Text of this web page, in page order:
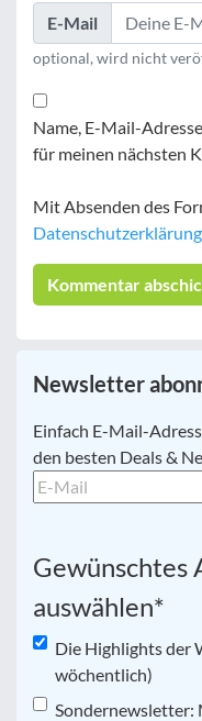
E-Mail
optional, wird nicht
Name, E-Mail-
für meinen nächsten
Mit Absenden des
Datenschutzerklärung
Newsletter
E-
Mail *
Einfach E-Mail-
den besten Deals &
Gewünschtes
auswählen*
Die Highlights der
wöchentlich)
Sondernewsletter: